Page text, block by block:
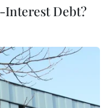
Interest Debt?